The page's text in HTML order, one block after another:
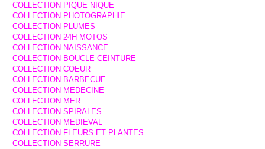
COLLECTION PIQUE NIQUE
COLLECTION PHOTOGRAPHIE
COLLECTION PLUMES
COLLECTION 24H MOTOS
COLLECTION NAISSANCE
COLLECTION BOUCLE CEINTURE
COLLECTION COEUR
COLLECTION BARBECUE
COLLECTION MEDECINE
COLLECTION MER
COLLECTION SPIRALES
COLLECTION MEDIEVAL
COLLECTION FLEURS ET PLANTES
COLLECTION SERRURE